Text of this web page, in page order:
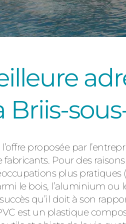
Briis-
proposée par
fabricants. Pour des
plus
le bois, l’aluminium ou
qu’il doit à son
est un plastique